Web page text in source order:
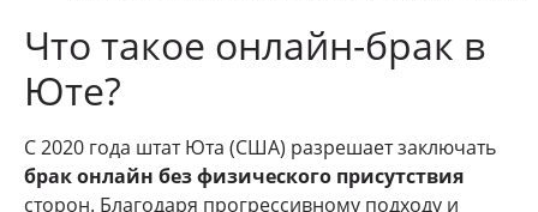
Что такое онлайн-брак в
Юте?
С 2020 года штат Юта (США) разрешает заключать
брак онлайн без физического присутствия
сторон. Благодаря прогрессивному подходу и